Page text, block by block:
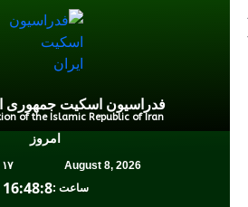
فدراسیون اسکیت جمهوری
of the Islamic Republic of Iran
امروز
August 8, 2026
ساعت :16:48:9